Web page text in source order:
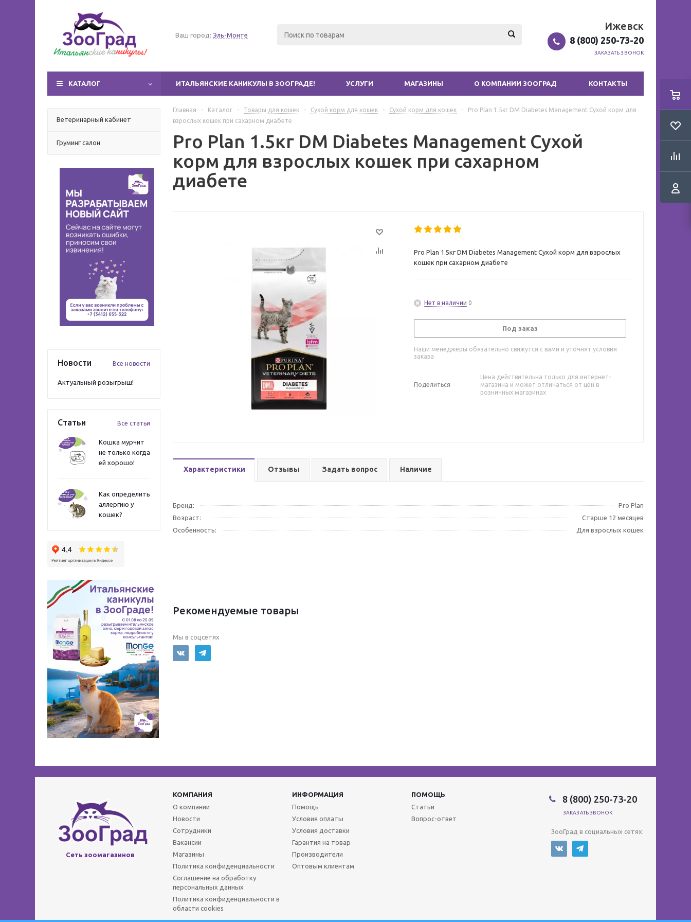
Ваш город: Эль-Монте
Ижевск
8 (800) 250-73-20
ЗАКАЗАТЬ ЗВОНОК
КАТАЛОГ ИТАЛЬЯНСКИЕ КАНИКУЛЫ В ЗООГРАДЕ! УСЛУГИ МАГАЗИНЫ О КОМПАНИИ ЗООГРАД КОНТАКТЫ
Ветеринарный кабинет
Груминг салон
Новости Все новости
Актуальный розыгрыш!
Статьи Все статьи
Кошка мурчит
не только когда
ей хорошо!
Как определить
аллергию у
кошек?
Главная - Каталог - Товары для кошек - Сухой корм для кошек - Сухой корм для кошек -
Pro Plan 1.5кг DM Diabetes Management Сухой корм для
взрослых кошек при сахарном диабете
Pro Plan 1.5кг DM Diabetes Management Сухой
корм для взрослых кошек при сахарном
диабете
Pro Plan 1.5кг DM Diabetes Management Сухой корм для взрослых
кошек при сахарном диабете
Нет в наличии 0
Под заказ
Наши менеджеры обязательно свяжутся с вами и уточнят условия
заказа
Поделиться
Цена действительна только для интернет-
магазина и может отличаться от цен в
розничных магазинах
Характеристики Отзывы Задать вопрос Наличие
Бренд:
Pro Plan
Возраст:
Старше 12 месяцев
Особенность:
Для взрослых кошек
Рекомендуемые товары
Мы в соцсетях
Сеть зоомагазинов
КОМПАНИЯ ИНФОРМАЦИЯ
ПОМОЩЬ
О компании
Новости
Сотрудники
Вакансии
Магазины
Политика конфиденциальности
Соглашение на обработку
персональных данных
Политика конфиденциальности в
области cookies
Помощь
Условия оплаты
Условия доставки
Гарантия на товар
Производители
Оптовым клиентам
Статьи
Вопрос-ответ
8 (800) 250-73-20
ЗАКАЗАТЬ ЗВОНОК
ЗооГрад в социальных сетях: